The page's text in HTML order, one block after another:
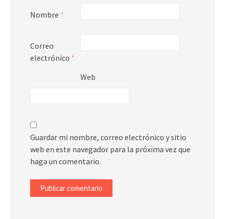
Nombre *
Correo
electrónico *
Web
Guardar mi nombre, correo electrónico y sitio
web en este navegador para la próxima vez que
haga un comentario.